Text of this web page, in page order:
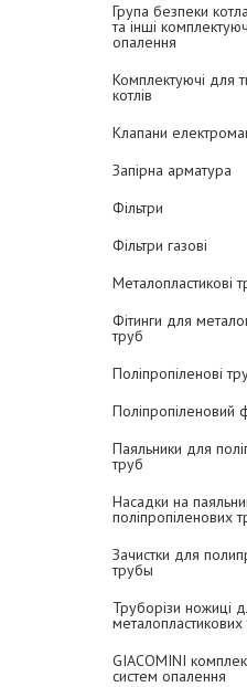
Група безпеки
та інші
опалення
Комплектуючі для
котлів
Клапани
Запірна арматура
Фільтри
Фільтри газові
Металопластикові
Фітинги для
труб
Поліпропіленові
Поліпропіленовий
Паяльники для
труб
Насадки на
поліпропіленових
Зачистки для
трубы
Труборізи ножиці
металопластикових
GIACOMINI
систем опалення